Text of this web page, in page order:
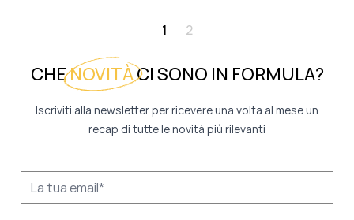
1 2
CHENOVITÀCI SONO IN FORMULA?
Iscriviti alla newsletter per ricevere una volta al mese un
recap di tutte le novità più rilevanti